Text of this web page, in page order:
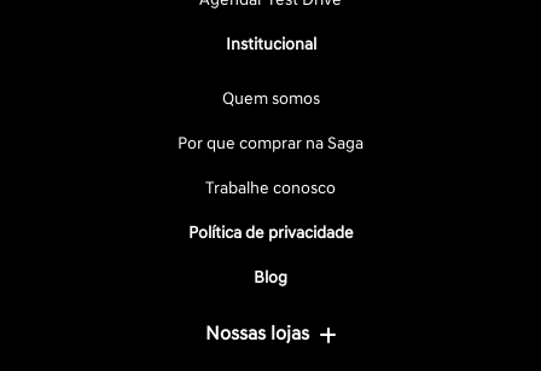
Institucional
Quem somos
Por que comprar na Saga
Trabalhe conosco
Política de privacidade
Blog
Nossas lojas